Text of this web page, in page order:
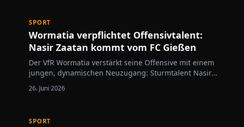
SPORT
Wormatia verpflichtet Offensivtalent:
Nasir Zaatan kommt vom FC Gießen
Der VfR Wormatia verstärkt seine Offensive mit einem
jungen, dynamischen Neuzugang: Sturmtalent Nasir
Zaatan wechselt vom FC Gießen an die Alzeyer Straße.
Der 19-Jährige bringt bereits Erfahrung aus
26. Juni 2026
SPORT